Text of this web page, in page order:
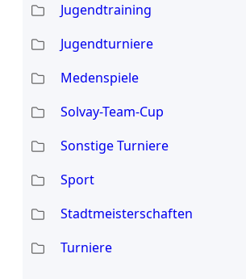
Jugendtraining
Jugendturniere
Medenspiele
Solvay-Team-Cup
Sonstige Turniere
Sport
Stadtmeisterschaften
Turniere